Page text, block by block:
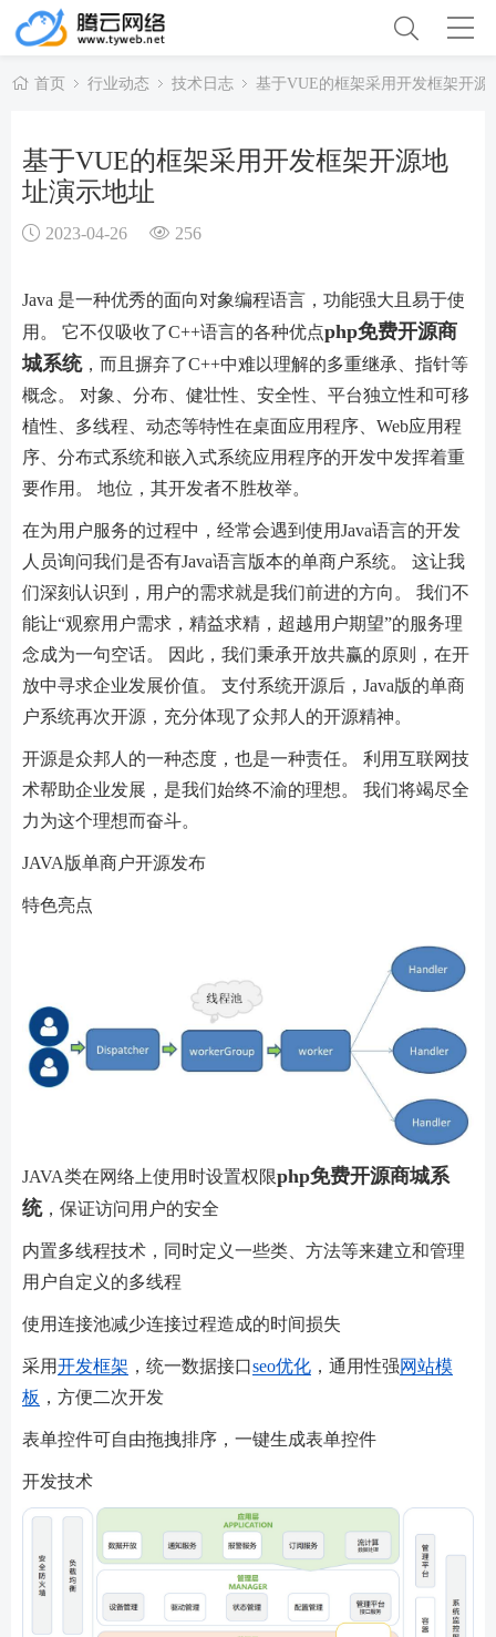
首页 行业动态 技术日志 基于VUE的框架采用开发框架开源
基于VUE的框架采用开发框架开源地
址演示地址
2023-04-26 256
Java 是一种优秀的面向对象编程语言，功能强大且易于使
用。 它不仅吸收了C++语言的各种优点php免费开源商
城系统 ，而且摒弃了C++中难以理解的多重继承、指针等
概念。 对象、分布、健壮性、安全性、平台独立性和可移
植性、多线程、动态等特性在桌面应用程序、Web应用程
序、分布式系统和嵌入式系统应用程序的开发中发挥着重
要作用。 地位，其开发者不胜枚举。
在为用户服务的过程中，经常会遇到使用Java语言的开发
人员询问我们是否有Java语言版本的单商户系统。 这让我
们深刻认识到，用户的需求就是我们前进的方向。 我们不
能让“观察用户需求，精益求精，超越用户期望”的服务理
念成为一句空话。 因此，我们秉承开放共赢的原则，在开
放中寻求企业发展价值。 支付系统开源后，Java版的单商
户系统再次开源，充分体现了众邦人的开源精神。
开源是众邦人的一种态度，也是一种责任。 利用互联网技
术帮助企业发展，是我们始终不渝的理想。 我们将竭尽全
力为这个理想而奋斗。
JAVA版单商户开源发布
特色亮点
JAVA类在网络上使用时设置权限php免费开源商城系
统 ，保证访问用户的安全
内置多线程技术，同时定义一些类、方法等来建立和管理
用户自定义的多线程
使用连接池减少连接过程造成的时间损失
采用开发框架 ，统一数据接口seo优化 ，通用性强网站模
板
，方便二次开发
表单控件可自由拖拽排序，一键生成表单控件
开发技术